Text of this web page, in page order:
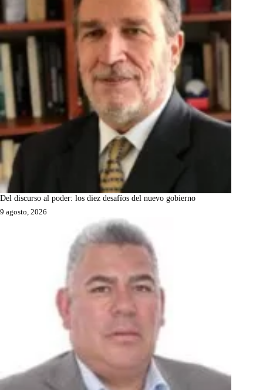
Del discurso al poder: los diez desafíos del nuevo gobierno
9 agosto, 2026